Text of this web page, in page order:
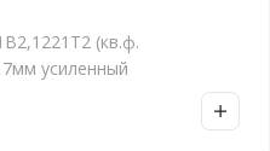
(кв.ф.
усиленный